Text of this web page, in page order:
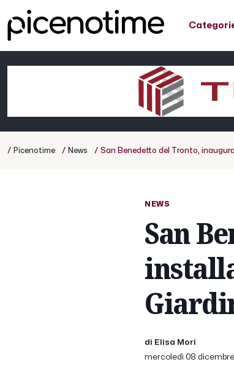
/ Picenotime / News / San Benedetto del Tronto,
NEWS
San
di Elisa Mori
mercoledì 08 dicembre